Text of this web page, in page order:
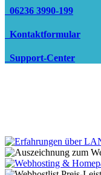
06236 3990-199
Kontaktformular
Support-Center